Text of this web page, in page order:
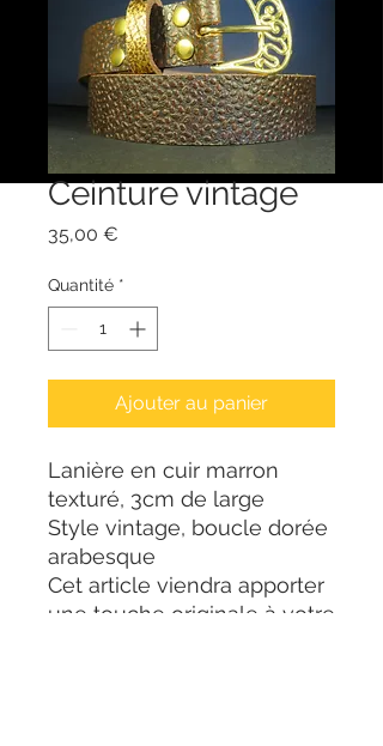
Ceinture vintage
35,00 €
Quantité *
Ajouter au panier
Lanière en cuir marron
texturé, 3cm de large
Style vintage, boucle dorée
arabesque
Cet article viendra apporter
une touche originale à votre